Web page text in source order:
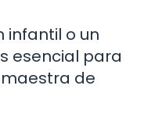
infantil o un
esencial para
de